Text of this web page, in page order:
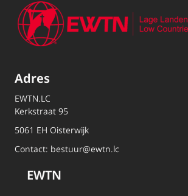
Adres
EWTN.LC
Kerkstraat 95
5061 EH Oisterwijk
Contact: bestuur@ewtn.lc
EWTN